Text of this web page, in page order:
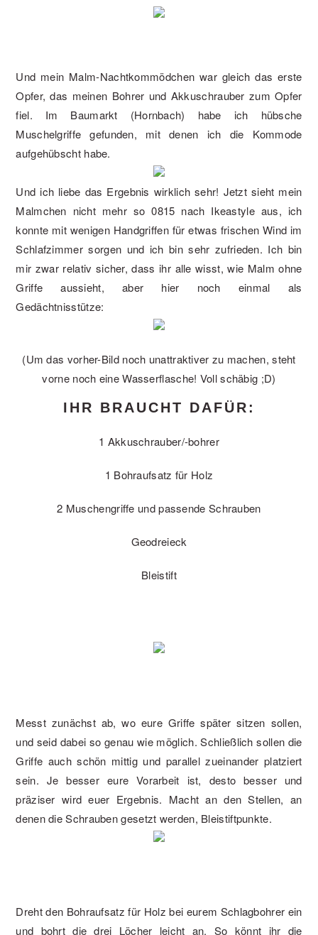
Und mein Malm-Nachtkommödchen war gleich das erste
Opfer, das meinen Bohrer und Akkuschrauber zum Opfer
fiel. Im Baumarkt (Hornbach) habe ich hübsche
Muschelgriffe gefunden, mit denen ich die Kommode
aufgehübscht habe.
Und ich liebe das Ergebnis wirklich sehr! Jetzt sieht mein
Malmchen nicht mehr so 0815 nach Ikeastyle aus, ich
konnte mit wenigen Handgriffen für etwas frischen Wind im
Schlafzimmer sorgen und ich bin sehr zufrieden. Ich bin
mir zwar relativ sicher, dass ihr alle wisst, wie Malm ohne
Griffe aussieht, aber hier noch einmal als
Gedächtnisstütze:
(Um das vorher-Bild noch unattraktiver zu machen, steht
vorne noch eine Wasserflasche! Voll schäbig ;D)
IHR BRAUCHT DAFÜR:
1 Akkuschrauber/-bohrer
1 Bohraufsatz für Holz
2 Muschengriffe und passende Schrauben
Geodreieck
Bleistift
Messt zunächst ab, wo eure Griffe später sitzen sollen,
und seid dabei so genau wie möglich. Schließlich sollen die
Griffe auch schön mittig und parallel zueinander platziert
sein. Je besser eure Vorarbeit ist, desto besser und
präziser wird euer Ergebnis. Macht an den Stellen, an
denen die Schrauben gesetzt werden, Bleistiftpunkte.
Dreht den Bohraufsatz für Holz bei eurem Schlagbohrer ein
und bohrt die drei Löcher leicht an. So könnt ihr die